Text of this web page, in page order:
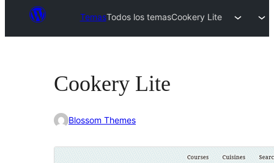
TemasTodos los temasCookery Lite
Cookery Lite
Blossom Themes